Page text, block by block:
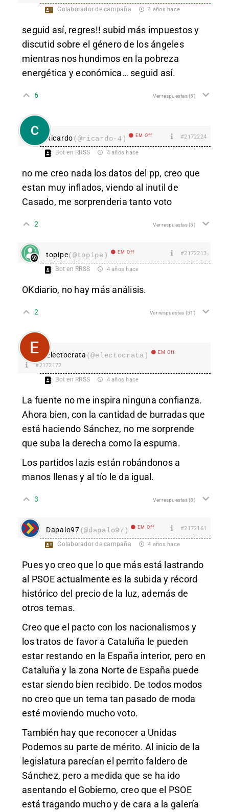
Colaborador de campaña 4 años hace
seguid así, regres!! subid más impuestos y
discutid sobre el género de los ángeles
mientras nos hundimos en la pobreza
energética y económica… seguid así.
6 Ver respuestas(5)
Ricardo(@ricardo-4) EM Off #2172224
Bot en RRSS 4 años hace
no me creo nada los datos del pp, creo que
estan muy inflados, viendo al inutil de
Casado, me sorprenderia tanto voto
2 Ver respuestas(5)
topipe(@topipe) EM Off #2172213
Bot en RRSS 4 años hace
OKdiario, no hay más análisis.
2 Ver respuestas (51)
Electocrata (@electocrata) EM Off
#2172172
Bot en RRSS 4 años hace
La fuente no me inspira ninguna confianza.
Ahora bien, con la cantidad de burradas que
está haciendo Sánchez, no me sorprende
que suba la derecha como la espuma.
Los partidos lazis están robándonos a
manos llenas y al tío le da igual.
3 Ver respuestas(3)
Dapalo97(@dapalo97) EM Off #2172161
Colaborador de campaña 4 años hace
Pues yo creo que lo que más está lastrando
al PSOE actualmente es la subida y récord
histórico del precio de la luz, además de
otros temas.
Creo que el pacto con los nacionalismos y
los tratos de favor a Cataluña le pueden
estar restando en la España interior, pero en
Cataluña y la zona Norte de España puede
estar siendo bien recibido. De todos modos
no creo que un tema tan pasado de moda
esté moviendo mucho voto.
También hay que reconocer a Unidas
Podemos su parte de mérito. Al inicio de la
legislatura parecían el perrito faldero de
Sánchez, pero a medida que se ha ido
asentando el Gobierno, creo que el PSOE
está tragando mucho y de cara a la galería